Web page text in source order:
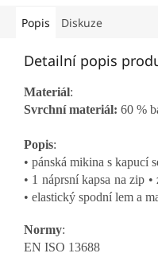
Popis Diskuze
Detailní popis
Materiál:
Svrchní materiál: 60 %
Popis:
• pánská mikina s kapucí
• 1 náprsní kapsa na zip
• elastický spodní lem a
Normy:
EN ISO 13688